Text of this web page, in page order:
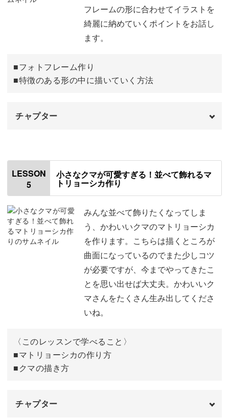
05:43
茎と葉っぱを描く
細かい部分を描き足す 30:00
物足りない部分を描き足す 41:37
修正方法
完成♪ 44:57
フレームの形に合わせてイラストを
綺麗に納めていくポイントをお話し
ます。
■フォトフレーム作り
■特徴のある形の中に描いていく方法
チャプター
はじめに
使用材料・道具
使用する色を選ぶ 03:22
ベースの色を塗る 06:28
15:52
31:40
線画でモチーフを描く 37:51
全体を囲むように線を描く
完成♪
LESSON
5
小さなクマが可愛すぎる！並べて飾れるマ
トリョーシカ作り
みんな並べて飾りたくなってしま
う、かわいいクマのマトリョーシカ
を作ります。こちらは描くところが
曲面になっているのでまた少しコツ
が必要ですが、今までやってきたこ
とを思い出せば大丈夫。かわいいク
マさんをたくさん生み出してくださ
いね。
〈このレッスンで学べること〉
■マトリョーシカの作り方
■クマの描き方
チャプター